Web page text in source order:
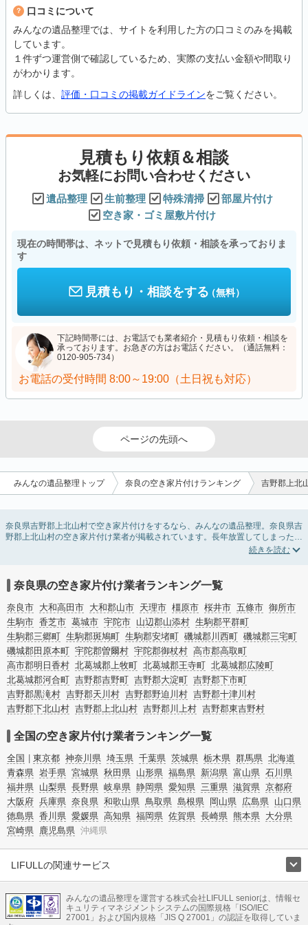
口コミについて
みんなの遺品整理では、サイトを利用した方の口コミのみを掲載
しています。
１件ずつ運営側で確認しているため、実際の支払い金額や間取り
がわかります。
詳しくは、 評価・口コミの掲載ガイドラインをご覧ください。
見積もり依頼＆相談
お気軽にお問い合わせください
遺品整理 生前整理 特殊清掃
部屋片付け
空き家・ゴミ屋敷片付け
現在の時間帯は、ネットで見積もり依頼・相談を承っておりま
す
見積もり・相談をする（無料）
下記時間帯には、お電話でも業者紹介・見積もり依頼・相談を
承っております。お急ぎの方はお電話ください。（通話無料：
0120-905-734）
お電話の受付時間 8:00～19:00（土日祝も対応）
ページの先頭へ
みんなの遺品整理トップ 奈良の空き家片付けランキング 吉野郡上北
奈良県吉野郡上北山村で空き家片付けをするなら、みんなの遺品整理。奈良県吉
野郡上北山村の空き家片付け業者が掲載されています。長年放置してしまった実
家の片付けや、相続したが住む予定のない親の家の不用品の処分・回収・引き取
絞り込み条件を利用し検索してみましょう。
また家一軒まるごとの掃除方法・空家対策特別措置法の法改正に伴う空き家の片
付けについての情報も豊富です。
奈良県の空き家片付け業者ランキング一覧
奈良市 大和高田市 大和郡山市 天理市 橿原市 桜井市 五條市 御所市
生駒市 香芝市 葛城市 宇陀市 山辺郡山添村 生駒郡平群町
生駒郡三郷町 生駒郡斑鳩町 生駒郡安堵町 磯城郡川西町 磯城郡三宅町
磯城郡田原本町 宇陀郡曽爾村 宇陀郡御杖村 高市郡高取町
高市郡明日香村 北葛城郡上牧町 北葛城郡王寺町 北葛城郡広陵町
北葛城郡河合町 吉野郡吉野町 吉野郡大淀町 吉野郡下市町
吉野郡黒滝村 吉野郡天川村 吉野郡野迫川村 吉野郡十津川村
吉野郡下北山村 吉野郡上北山村 吉野郡川上村 吉野郡東吉野村
全国の空き家片付け業者ランキング一覧
全国 東京都 神奈川県 埼玉県 千葉県 茨城県 栃木県 群馬県 北海道
青森県 岩手県 宮城県 秋田県 山形県 福島県 新潟県 富山県 石川県
福井県 山梨県 長野県 岐阜県 静岡県 愛知県 三重県 滋賀県 京都府
大阪府 兵庫県 奈良県 和歌山県 鳥取県 島根県 岡山県 広島県 山口県
徳島県 香川県 愛媛県 高知県 福岡県 佐賀県 長崎県 熊本県 大分県
宮崎県 鹿児島県 沖縄県
LIFULLの関連サービス
不動産・住宅
引越し 老人ホーム 地方創生 ママの就労支援
不動産クラウドファンディング 遺品整理 老後の暮らし情報
みんなの遺品整理を運営する株式会社LIFULL seniorは、情報セ
キュリティマネジメントシステムの国際規格「ISO/IEC
27001」および国内規格「JIS Q 27001」の認証を取得していま